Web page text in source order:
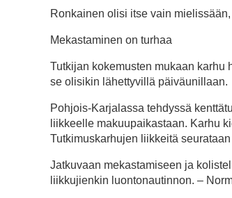
Ronkainen olisi itse vain
Mekastaminen on turhaa
Tutkijan kokemusten mukaan karhu
se olisikin lähettyvillä päiväunillaan.
Pohjois-Karjalassa tehdyssä
liikkeelle makuupaikastaan. Karhu
Tutkimuskarhujen liikkeitä
Jatkuvaan mekastamiseen ja
liikkujienkin luontonautinnon. –